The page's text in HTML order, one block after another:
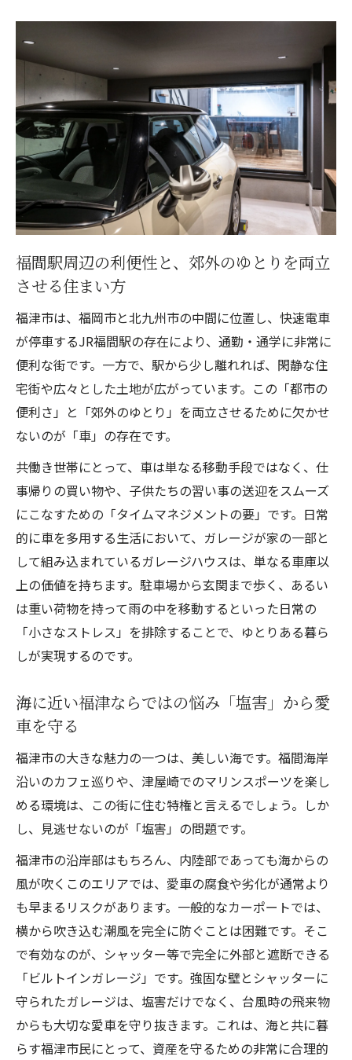
泥んこの靴も怖くない。土間収納と連携し
た「クリーン動線」
アウトドア用品の聖地に。DIYや収納を兼ね
た多機能空間
第4章：福津市の土地選びとガレージハウスの相
福間駅エリアの「限られた空間」を賢く活
用する
津屋崎や郊外エリアで楽しむ「ゆとりある
平屋ガレージ」
土地の「高低差」をデザインの味方につけ
る
第5章：安心を支える「耐震性」と「大空間」の
両立
大きな開口部がもたらす設計上の工夫
自由な空間づくりを支える「構法」の選択
家族の命を守るための「目に見えない計算
第6章：福津市で愛される「資産価値の高い」家
づくり
経年変化を楽しむ外装材の選び方
周辺環境と調和するデザインの重要性
ライフスタイルに寄り添う「対話」から生
福間駅周辺の利便性と、郊外のゆとりを両立
させる住まい方
福津市は、福岡市と北九州市の中間に位置し、快速電車
が停車するJR福間駅の存在により、通勤・通学に非常に
便利な街です。一方で、駅から少し離れれば、閑静な住
宅街や広々とした土地が広がっています。この「都市の
便利さ」と「郊外のゆとり」を両立させるために欠かせ
ないのが「車」の存在です。
共働き世帯にとって、車は単なる移動手段ではなく、仕
事帰りの買い物や、子供たちの習い事の送迎をスムーズ
にこなすための「タイムマネジメントの要」です。日常
的に車を多用する生活において、ガレージが家の一部と
して組み込まれているガレージハウスは、単なる車庫以
上の価値を持ちます。駐車場から玄関まで歩く、あるい
は重い荷物を持って雨の中を移動するといった日常の
「小さなストレス」を排除することで、ゆとりある暮ら
しが実現するのです。
海に近い福津ならではの悩み「塩害」から愛
車を守る
福津市の大きな魅力の一つは、美しい海です。福間海岸
沿いのカフェ巡りや、津屋崎でのマリンスポーツを楽し
める環境は、この街に住む特権と言えるでしょう。しか
し、見逃せないのが「塩害」の問題です。
福津市の沿岸部はもちろん、内陸部であっても海からの
風が吹くこのエリアでは、愛車の腐食や劣化が通常より
も早まるリスクがあります。一般的なカーポートでは、
横から吹き込む潮風を完全に防ぐことは困難です。そこ
で有効なのが、シャッター等で完全に外部と遮断できる
「ビルトインガレージ」です。強固な壁とシャッターに
守られたガレージは、塩害だけでなく、台風時の飛来物
からも大切な愛車を守り抜きます。これは、海と共に暮
らす福津市民にとって、資産を守るための非常に合理的